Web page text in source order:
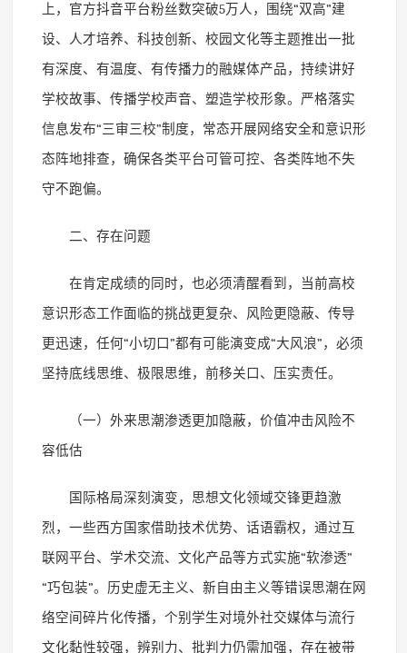
上，官方抖音平台粉丝数突破5万人，围绕“双高”建
设、人才培养、科技创新、校园文化等主题推出一批
有深度、有温度、有传播力的融媒体产品，持续讲好
学校故事、传播学校声音、塑造学校形象。严格落实
信息发布“三审三校”制度，常态开展网络安全和意识形
态阵地排查，确保各类平台可管可控、各类阵地不失
守不跑偏。
二、存在问题
在肯定成绩的同时，也必须清醒看到，当前高校
意识形态工作面临的挑战更复杂、风险更隐蔽、传导
更迅速，任何“小切口”都有可能演变成“大风浪”，必须
坚持底线思维、极限思维，前移关口、压实责任。
（一）外来思潮渗透更加隐蔽，价值冲击风险不
容低估
国际格局深刻演变，思想文化领域交锋更趋激
烈，一些西方国家借助技术优势、话语霸权，通过互
联网平台、学术交流、文化产品等方式实施“软渗透”
“巧包装”。历史虚无主义、新自由主义等错误思潮在网
络空间碎片化传播，个别学生对境外社交媒体与流行
文化黏性较强，辨别力、批判力仍需加强，存在被带